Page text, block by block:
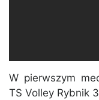
W pierwszym
TS Volley Rybnik